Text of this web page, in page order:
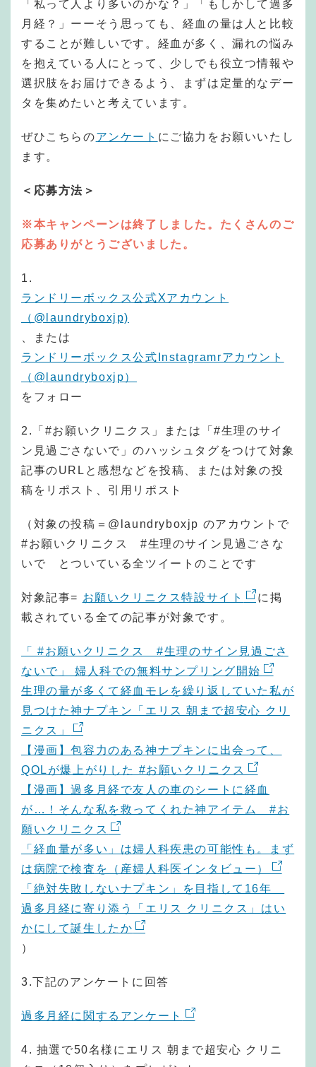
「私って人より多いのかな？」「もしかして過多
月経？」ーーそう思っても、経血の量は人と比較
することが難しいです。経血が多く、漏れの悩み
を抱えている人にとって、少しでも役立つ情報や
選択肢をお届けできるよう、まずは定量的なデー
タを集めたいと考えています。
ぜひこちらのアンケート にご協力をお願いいたし
ます。
＜応募方法＞
※本キャンペーンは終了しました。たくさんのご
応募ありがとうございました。
1.
ランドリーボックス公式Xアカウント
（@laundryboxjp)
、または
ランドリーボックス公式Instagramrアカウント
（@laundryboxjp）
をフォロー
2.「#お願いクリニクス」または「#生理のサイ
ン見過ごさないで」のハッシュタグをつけて対象
記事のURLと感想などを投稿、または対象の投
稿をリポスト、引用リポスト
（対象の投稿＝@laundryboxjp のアカウントで
#お願いクリニクス #生理のサイン見過ごさな
いで とついている全ツイートのことです
対象記事= お願いクリニクス特設サイト
に掲
載されている全ての記事が対象です。
「 #お願いクリニクス #生理のサイン見過ごさ
ないで」 婦人科での無料サンプリング開始
生理の量が多くて経血モレを繰り返していた私が
見つけた神ナプキン「エリス 朝まで超安心 クリ
ニクス」
【漫画】包容力のある神ナプキンに出会って、
QOLが爆上がりした #お願いクリニクス
【漫画】過多月経で友人の車のシートに経血
が…！そんな私を救ってくれた神アイテム #お
願いクリニクス
「経血量が多い」は婦人科疾患の可能性も。まず
は病院で検査を（産婦人科医インタビュー）
「絶対失敗しないナプキン」を目指して16年
過多月経に寄り添う「エリス クリニクス」はい
かにして誕生したか
）
3.下記のアンケートに回答
過多月経に関するアンケート
4. 抽選で50名様にエリス 朝まで超安心 クリニ